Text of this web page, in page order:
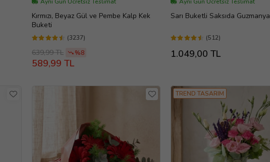
Aynı Gün Ücretsiz Teslimat
Kırmızı, Beyaz Gül ve Pembe Kalp Kek
Buketi
(3237)
639,99 TL %8
589,99 TL
Aynı Gün Ücretsiz Teslimat
Sarı Buketli Saksıda Guzmanya
(512)
1.049,00 TL
TREND TASARIM